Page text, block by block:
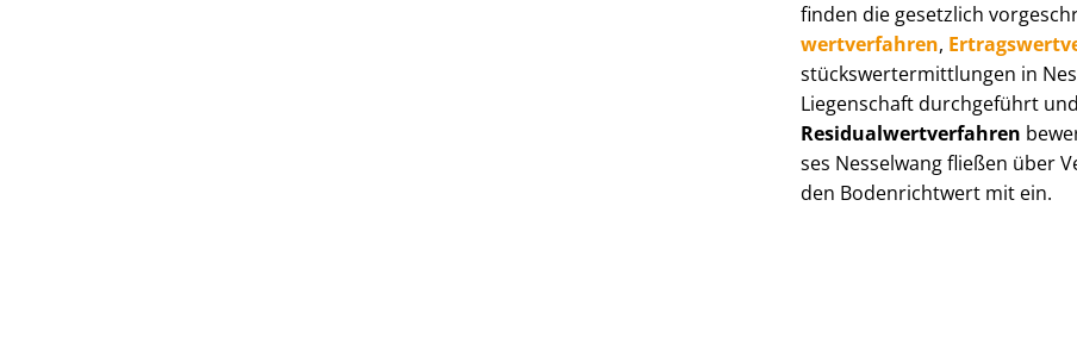
finden die gesetzlich
wert­ver­fah­ren,
stücks­wert­ermitt­lun­gen in
Liegenschaft durchgeführt
Re­si­du­al­wert­ver­fah­ren
ses Nesselwang fließen über
den Bodenrichtwert mit ein.